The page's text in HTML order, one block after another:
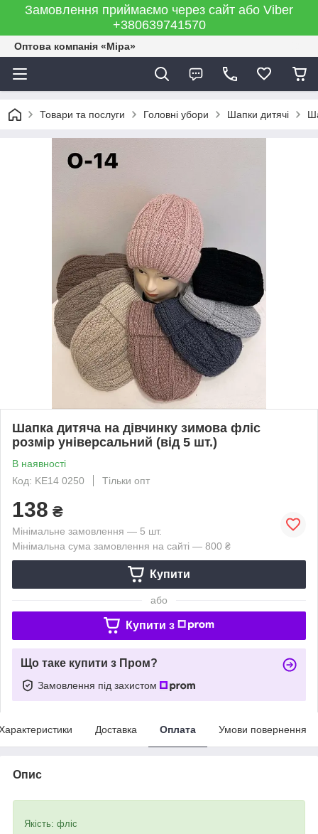
Замовлення приймаємо через сайт або Viber
+380639741570
Оптова компанія «Міра»
Товари та послуги Головні убори Шапки дитячі
Шапка дитяча на дівчинку зимова фліс
розмір універсальний (від 5 шт.)
В наявності
Код: KE14 0250
Тільки опт
138 ₴
Мінімальне замовлення — 5 шт.
Мінімальна сума замовлення на сайті — 800 ₴
Купити
або
Купити з
Що таке купити з Пром?
Замовлення під захистом
Доставка Оплата Умови повернення
Опис
Якість: фліс